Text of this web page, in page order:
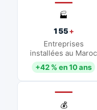
🏭
155+
Entreprises
installées au Maroc
+42 % en 10 ans
💰